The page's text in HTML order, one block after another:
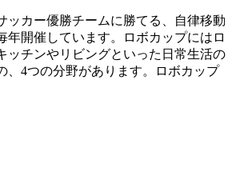
カー優勝チームに勝てる、自律移動
開催しています。ロボカップにはロ
ッチンやリビングといった日常生活の
、4つの分野があります。ロボカップ